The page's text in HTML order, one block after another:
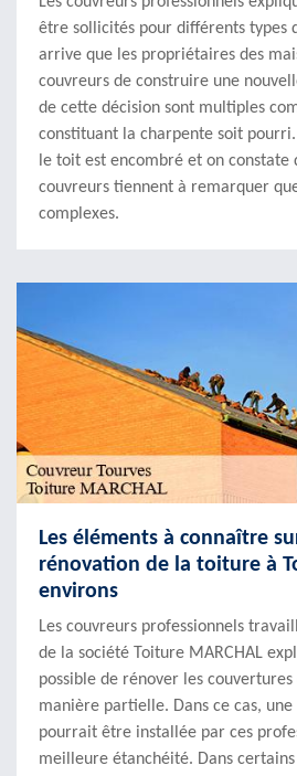
être sollicités pour différents types
arrive que les propriétaires des
couvreurs de construire une
de cette décision sont multiples
constituant la charpente soit pourri.
le toit est encombré et on constate
couvreurs tiennent à remarquer
complexes.
Les éléments à connaître
rénovation de la toiture à
environs
Les couvreurs professionnels
de la société Toiture MARCHAL
possible de rénover les
manière partielle. Dans ce cas,
pourrait être installée par ces
meilleure étanchéité. Dans